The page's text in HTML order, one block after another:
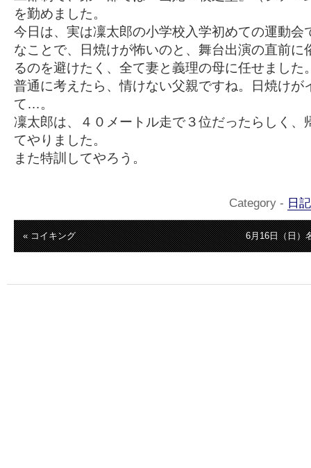
を勤めました。
今日は、実は凜太郎の小学校入学初めての運動会
なことで、日焼けが怖いのと、舞台出演の直前に
るのを避けたく、全て妻と義理の母に任せました
普通に考えたら、情けない父親ですね。日焼けが
て…。
凜太郎は、４０メートル走で３位だったらしく、
てやりました。
また特訓してやろう。
Category - 日記
« コイキング 6月16日（日